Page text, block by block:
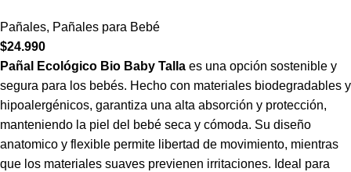
Pañales, Pañales para Bebé
$24.990
Pañal Ecológico Bio Baby Talla es una opción sostenible y
segura para los bebés. Hecho con materiales biodegradables y
hipoalergénicos, garantiza una alta absorción y protección,
manteniendo la piel del bebé seca y cómoda. Su diseño
anatomico y flexible permite libertad de movimiento, mientras
que los materiales suaves previenen irritaciones. Ideal para